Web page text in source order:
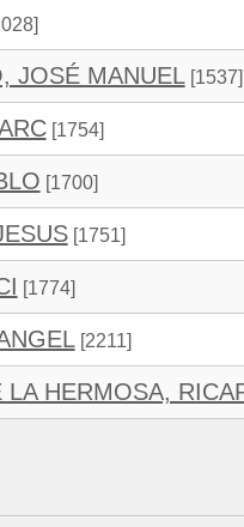
JOSÉ MANUEL[1537]
[1754]
[1700]
[1751]
[1774]
[2211]
HERMOSA,